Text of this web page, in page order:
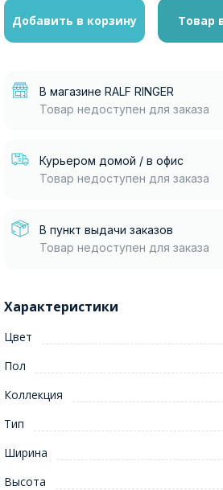
Добавить в корзину Товар
В магазине RALF RINGER
Товар недоступен для заказа
Курьером домой / в офис
Товар недоступен для заказа
В пункт выдачи заказов
Товар недоступен для заказа
Характеристики
Цвет
Пол
Коллекция
Тип
Ширина
Высота